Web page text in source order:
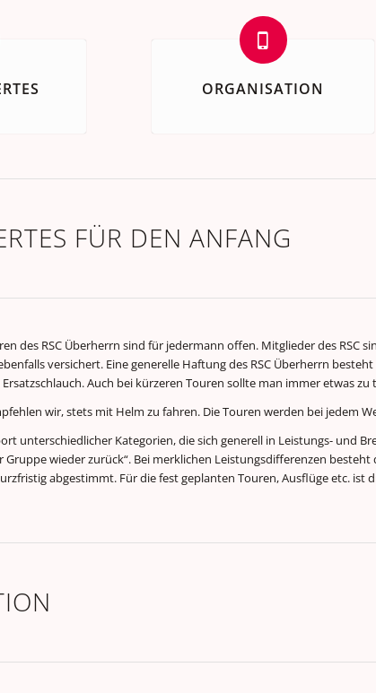
ORGANISATION
FÜR DEN ANFANG
des RSC Überherrn sind für jedermann offen. Mitglieder des
versichert. Eine generelle Haftung des RSC Überherrn
Ersatzschlauch. Auch bei kürzeren Touren sollte man immer etwas
wir, stets mit Helm zu fahren. Die Touren werden bei
unterschiedlicher Kategorien, die sich generell in Leistungs- und
wieder zurück“. Bei merklichen Leistungsdifferenzen
abgestimmt. Für die fest geplanten Touren, Ausflüge etc. ist